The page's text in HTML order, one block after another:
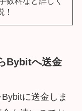
数料など詳しく
Bybitへ送金
に送金しま